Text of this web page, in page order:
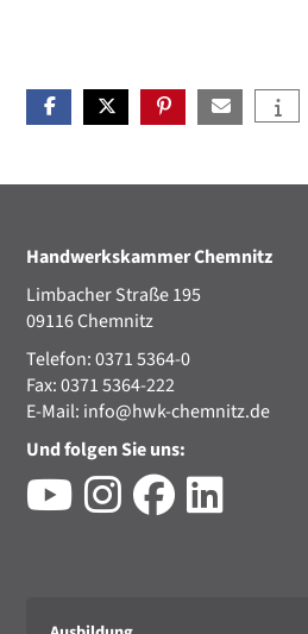
Handwerkskammer Chemnitz
Limbacher Straße 195
09116 Chemnitz
Telefon: 0371 5364-0
Fax: 0371 5364-222
E-Mail: info@hwk-chemnitz.de
Und folgen Sie uns: